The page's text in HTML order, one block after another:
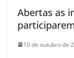
Abertas as
10 de outubro de